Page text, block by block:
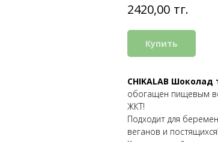
2420,00 тг.
Купить
CHIKALAB
обогащен пищевым
ЖКТ!
Подходит для
веганов и постящихся!